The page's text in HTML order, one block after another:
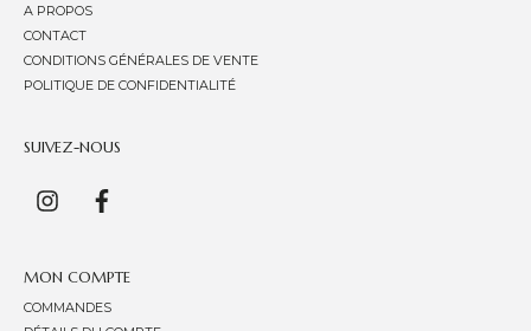
A PROPOS
CONTACT
CONDITIONS GÉNÉRALES DE VENTE
POLITIQUE DE CONFIDENTIALITÉ
SUIVEZ-NOUS
MON COMPTE
COMMANDES